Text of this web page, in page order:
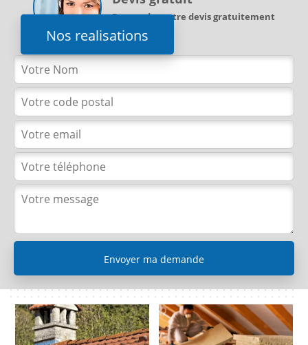
Nos realisations
Demandez votre devis gratuitement